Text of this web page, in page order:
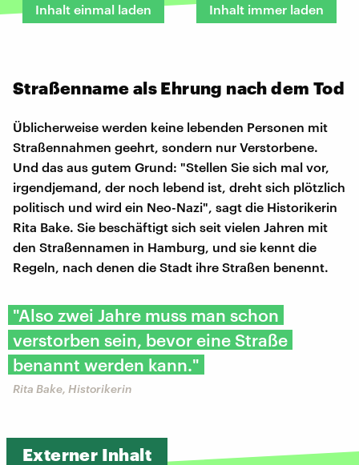
Inhalt einmal laden Inhalt immer laden
Straßenname als Ehrung nach dem Tod
Üblicherweise werden keine lebenden Personen mit
Straßennahmen geehrt, sondern nur Verstorbene.
Und das aus gutem Grund: "Stellen Sie sich mal vor,
irgendjemand, der noch lebend ist, dreht sich plötzlich
politisch und wird ein Neo-Nazi", sagt die Historikerin
Rita Bake. Sie beschäftigt sich seit vielen Jahren mit
den Straßennamen in Hamburg, und sie kennt die
Regeln, nach denen die Stadt ihre Straßen benennt.
"Also zwei Jahre muss man schon
verstorben sein, bevor eine Straße
benannt werden kann."
Rita Bake, Historikerin
Externer Inhalt